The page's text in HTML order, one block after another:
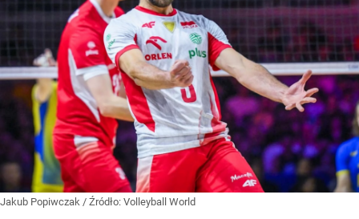
Jakub Popiwczak / Źródło: Volleyball World